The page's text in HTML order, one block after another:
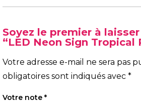
Soyez le premier à
“LED Neon Sign Tropical
Votre adresse e-mail ne sera pas
obligatoires sont indiqués avec *
Votre note *